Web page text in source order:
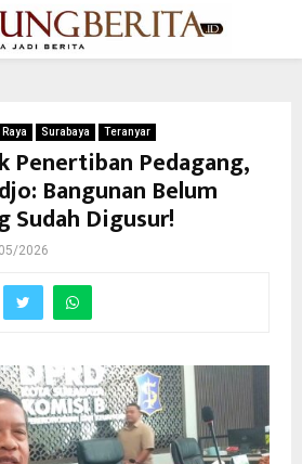
Surabaya Teranyar
Penertiban Pedagang,
Bangunan Belum
Sudah Digusur!
2026